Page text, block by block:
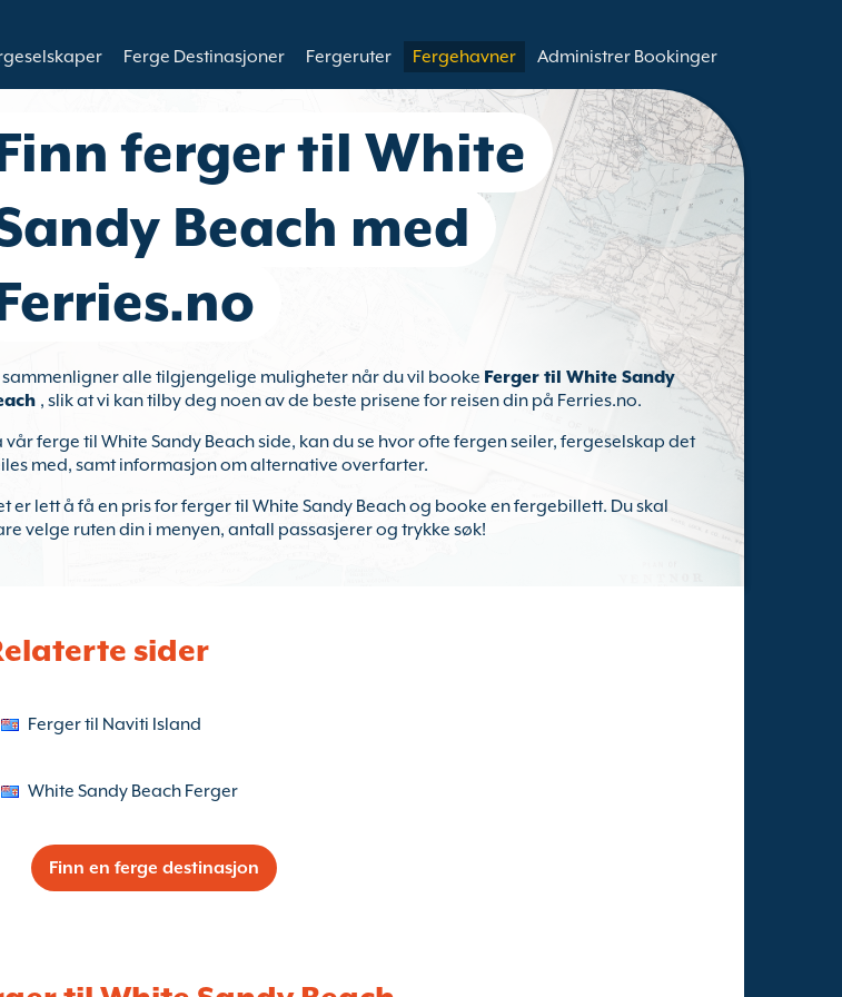
Ferge Destinasjoner Fergeruter Fergehavner Administrer Bookinger
ferger til White
Beach med
sammenligner alle tilgjengelige muligheter når du vil booke Ferger til White Sandy
, slik at vi kan tilby deg noen av de beste prisene for reisen din på Ferries.no.
vår ferge til White Sandy Beach side, kan du se hvor ofte fergen seiler, fergeselskap det
med, samt informasjon om alternative overfarter.
er lett å få en pris for ferger til White Sandy Beach og booke en fergebillett. Du skal
velge ruten din i menyen, antall passasjerer og trykke søk!
sider
Ferger til Naviti Island
White Sandy Beach Ferger
Finn en ferge destinasjon